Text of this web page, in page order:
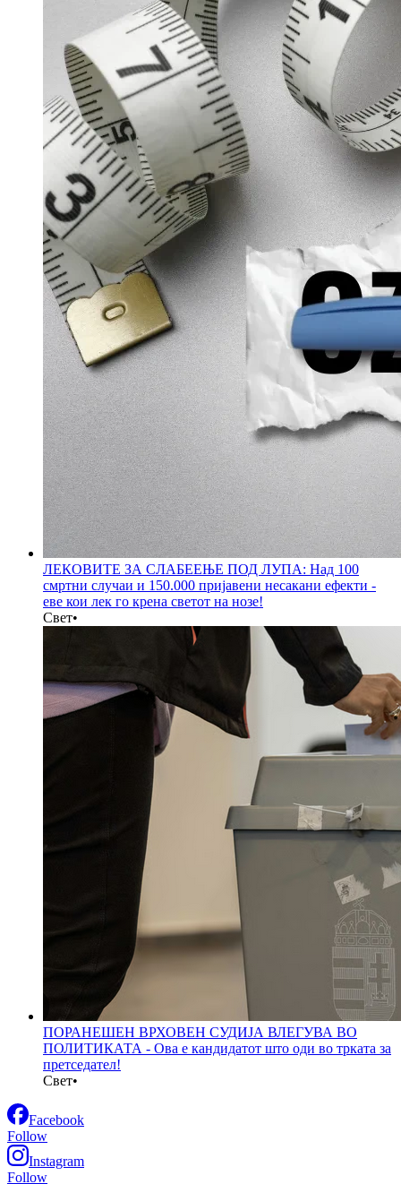
ЛЕКОВИТЕ ЗА СЛАБЕЕЊЕ ПОД ЛУПА: Над 100
смртни случаи и 150.000 пријавени несакани ефекти -
еве кои лек го крена светот на нозе!
Свет•
ПОРАНЕШЕН ВРХОВЕН СУДИЈА ВЛЕГУВА ВО
ПОЛИТИКАТА - Ова е кандидатот што оди во трката за
претседател!
Свет•
Facebook
Follow
Instagram
Follow